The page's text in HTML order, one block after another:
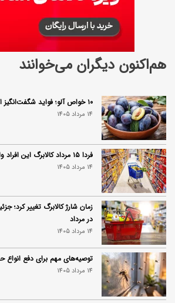
هم‌اکنون دیگران می‌خوانند
۱۰ خواص آلو؛ فواید شگفت‌انگیز این میوه برای سلامت بدن
14 مرداد 1405
فردا ۱۵ مرداد کالابرگ این افراد واریز می‌شود
14 مرداد 1405
زمان شارژ کالابرگ تغییر کرد؛
در مرداد
14 مرداد 1405
توصیه‌های مهم برای دفع انواع
14 مرداد 1405